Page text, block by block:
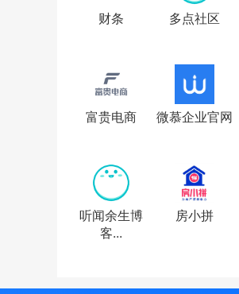
财条 多点社区
富贵电商 微慕企业官网
听闻余生博
客...
房小拼